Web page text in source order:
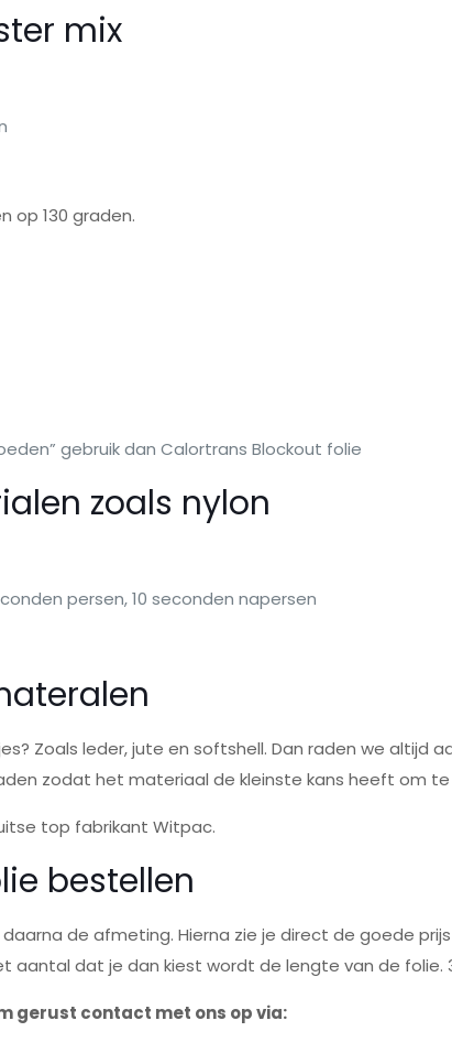
mix
op 130 graden.
gebruik dan Calortrans Blockout folie
zoals nylon
persen, 10 seconden napersen
Zoals leder, jute en softshell. Dan raden we
zodat het materiaal de kleinste kans heeft om
top fabrikant Witpac.
bestellen
de afmeting. Hierna zie je direct de goede
aantal dat je dan kiest wordt de lengte van de
gerust contact met ons op via: